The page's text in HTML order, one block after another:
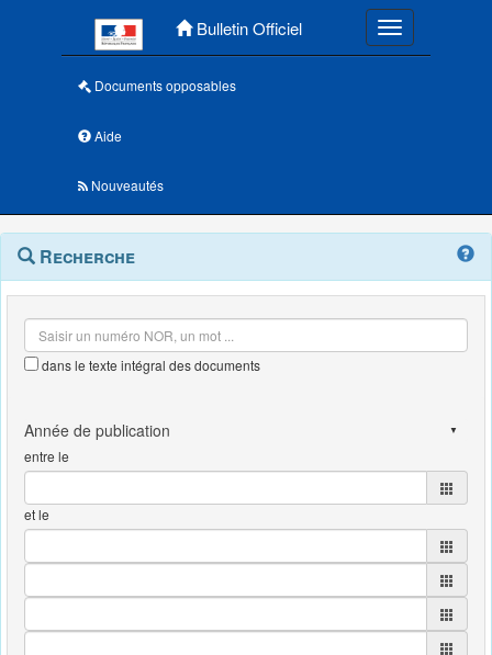
Bulletin Officiel Toggle
Documents opposables
Aide
Nouveautés
Navigation
outils
Menu
contextuel
Recherche
dans le texte intégral des documents
entre le
et le